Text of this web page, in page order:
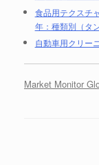
食品用テクスチ
年：種類別（タ
自動車用クリー
Market Monitor